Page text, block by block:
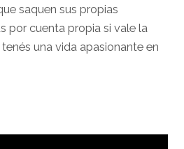
saquen sus propias
por cuenta propia si vale la
una vida apasionante en